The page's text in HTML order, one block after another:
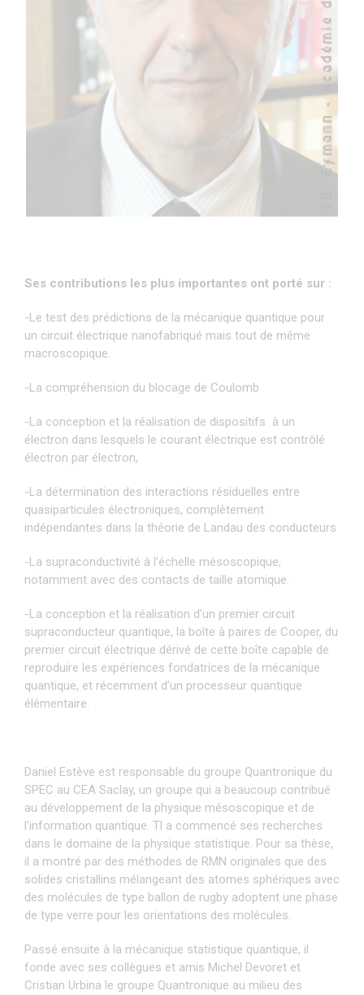
Ses contributions les plus importantes ont porté sur :
-Le test des prédictions de la mécanique quantique pour
un circuit électrique nanofabriqué mais tout de même
macroscopique.
-La compréhension du blocage de Coulomb
-La conception et la réalisation de dispositifs à un
électron dans lesquels le courant électrique est contrôlé
électron par électron,
-La détermination des interactions résiduelles entre
quasiparticules électroniques, complètement
indépendantes dans la théorie de Landau des conducteurs
-La supraconductivité à l’échelle mésoscopique,
notamment avec des contacts de taille atomique.
-La conception et la réalisation d’un premier circuit
supraconducteur quantique, la boîte à paires de Cooper, du
premier circuit électrique dérivé de cette boîte capable de
reproduire les expériences fondatrices de la mécanique
quantique, et récemment d’un processeur quantique
élémentaire.
Daniel Estève est responsable du groupe Quantronique du
SPEC au CEA Saclay, un groupe qui a beaucoup contribué
au développement de la physique mésoscopique et de
l’information quantique. Tl a commencé ses recherches
dans le domaine de la physique statistique. Pour sa thèse,
il a montré par des méthodes de RMN originales que des
solides cristallins mélangeant des atomes sphériques avec
des molécules de type ballon de rugby adoptent une phase
de type verre pour les orientations des molécules.
Passé ensuite à la mécanique statistique quantique, il
fonde avec ses collègues et amis Michel Devoret et
Cristian Urbina le groupe Quantronique au milieu des